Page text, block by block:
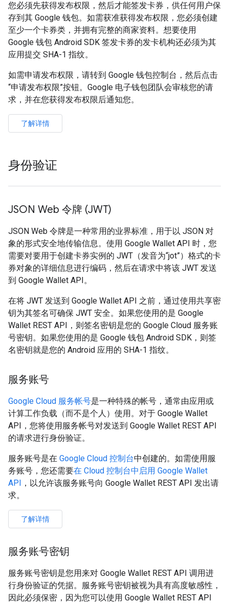
您必须先获得发布权限，然后才能签发卡券，供任何用户保
存到其 Google 钱包。如需获准获得发布权限，您必须创建
至少一个卡券类，并拥有完整的商家资料。想要使用
Google 钱包 Android SDK 签发卡券的发卡机构还必须为其
应用提交 SHA-1 指纹。
如需申请发布权限，请转到 Google 钱包控制台，然后点击
“申请发布权限”按钮。Google 电子钱包团队会审核您的请
求，并在您获得发布权限后通知您。
了解详情
身份验证
JSON Web 令牌 (JWT)
JSON Web 令牌是一种常用的业界标准，用于以 JSON 对
象的形式安全地传输信息。使用 Google Wallet API 时，您
需要对要用于创建卡券实例的 JWT（发音为“jot”）格式的卡
券对象的详细信息进行编码，然后在请求中将该 JWT 发送
到 Google Wallet API。
在将 JWT 发送到 Google Wallet API 之前，通过使用共享密
钥为其签名可确保 JWT 安全。如果您使用的是 Google
Wallet REST API，则签名密钥是您的 Google Cloud 服务账
号密钥。如果您使用的是 Google 钱包 Android SDK，则签
名密钥就是您的 Android 应用的 SHA-1 指纹。
服务账号
Google Cloud 服务帐号是一种特殊的帐号，通常由应用或
计算工作负载（而不是个人）使用。对于 Google Wallet
API，您将使用服务帐号对发送到 Google Wallet REST API
的请求进行身份验证。
服务账号是在 Google Cloud 控制台中创建的。如需使用服
务账号，您还需要在 Cloud 控制台中启用 Google Wallet
API ，以允许该服务账号向 Google Wallet REST API 发出请
求。
了解详情
服务账号密钥
服务账号密钥是您用来对 Google Wallet REST API 调用进
行身份验证的凭据。服务账号密钥被视为具有高度敏感性，
因此必须保密，因为您可以使用 Google Wallet REST API